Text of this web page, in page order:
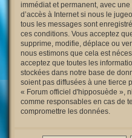
immédiat et permanent, avec
d’accès à Internet si nous le
tous les messages sont
ces conditions. Vous acceptez
supprime, modifie, déplace ou
nous estimons que cela est
acceptez que toutes les
stockées dans notre base de
soient pas diffusées à une tierce
« Forum officiel d'hipposuède »,
comme responsables en cas de
compromettre les données.